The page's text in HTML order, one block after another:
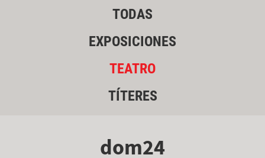
TODAS
EXPOSICIONES
TEATRO
TÍTERES
dom24